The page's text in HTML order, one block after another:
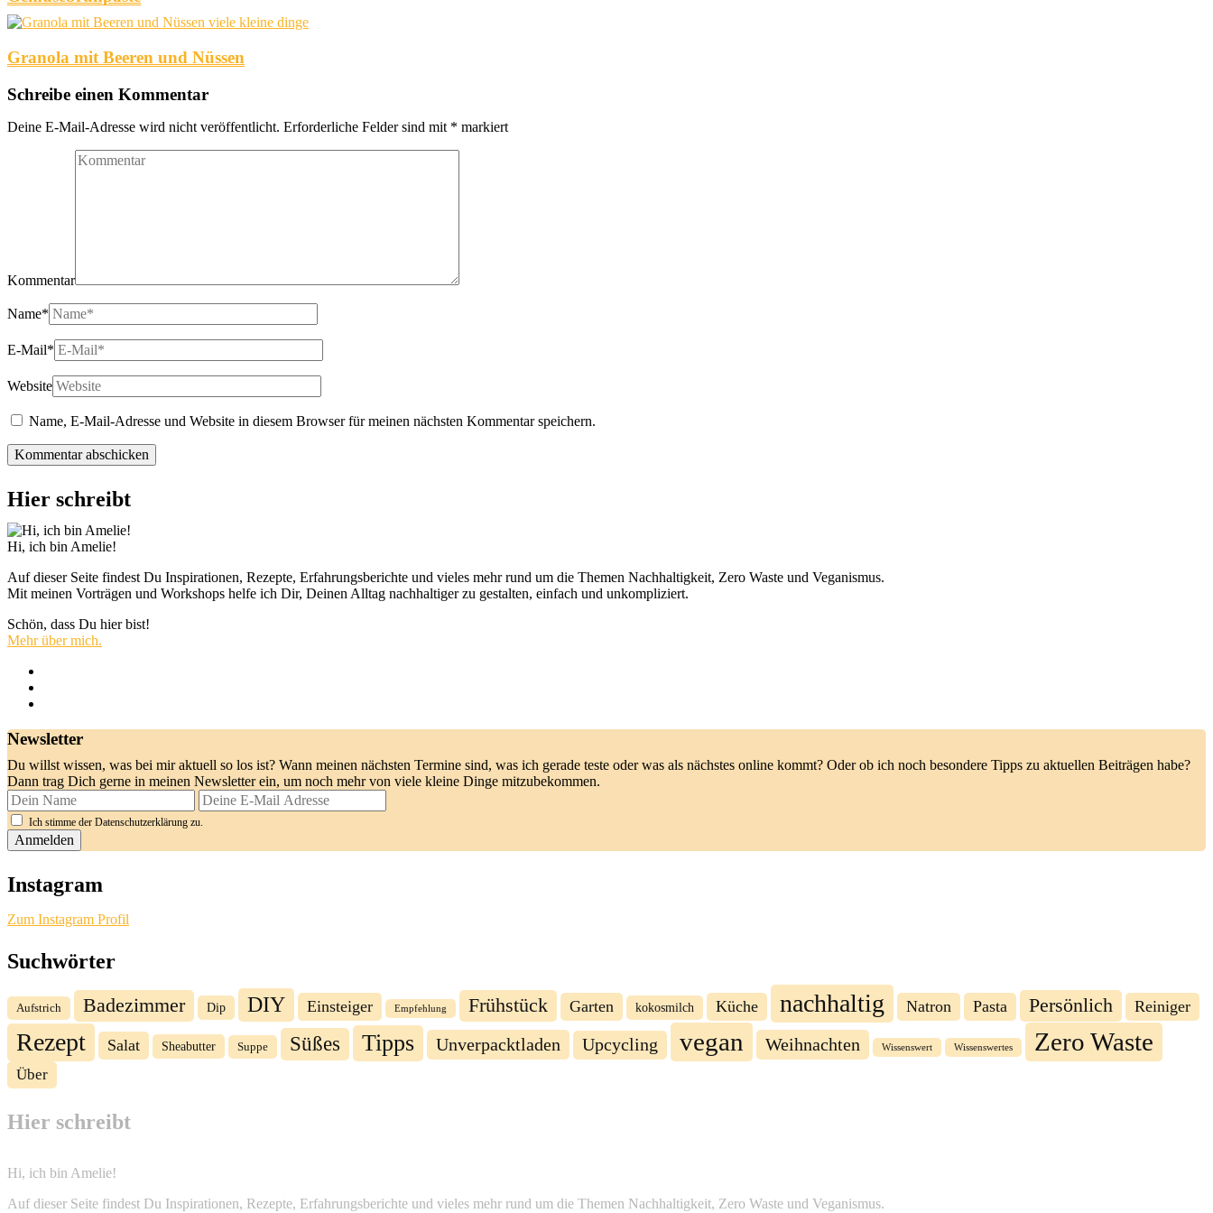
Granola mit Beeren und Nüssen
Schreibe einen Kommentar
Deine E-Mail-Adresse wird nicht veröffentlicht. Erforderliche Felder sind mit * markiert
Kommentar
Name*
E-Mail*
Website
Name, E-Mail-Adresse und Website in diesem Browser für meinen nächsten Kommentar speichern.
Hier schreibt
Hi, ich bin Amelie!
Auf dieser Seite findest Du Inspirationen, Rezepte, Erfahrungsberichte und vieles mehr rund um die Themen Nachhaltigkeit, Zero Waste und Veganismus.
Mit meinen Vorträgen und Workshops helfe ich Dir, Deinen Alltag nachhaltiger zu gestalten, einfach und unkompliziert.
Schön, dass Du hier bist!
Mehr über mich.
Newsletter
Du willst wissen, was bei mir aktuell so los ist? Wann meinen nächsten Termine sind, was ich gerade teste oder was als nächstes online kommt? Oder ob ich noch besondere Tipps zu aktuellen Beiträgen habe?
Dann trag Dich gerne in meinen Newsletter ein, um noch mehr von viele kleine Dinge mitzubekommen.
Ich stimme der Datenschutzerklärung zu.
Instagram
Zum Instagram Profil
Suchwörter
Aufstrich Badezimmer Dip DIY Einsteiger Empfehlung Frühstück Garten kokosmilch Küche nachhaltig Natron Pasta Persönlich Reiniger
Rezept Salat Sheabutter Suppe Süßes Tipps Unverpacktladen Upcycling vegan Weihnachten Wissenswert Wissenswertes Zero Waste
Über
Hier schreibt
Hi, ich bin Amelie!
Auf dieser Seite findest Du Inspirationen, Rezepte, Erfahrungsberichte und vieles mehr rund um die Themen Nachhaltigkeit, Zero Waste und Veganismus.